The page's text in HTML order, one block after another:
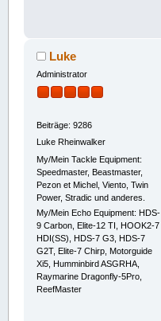
Luke
Administrator
Beiträge: 9286
Luke Rheinwalker
My/Mein Tackle Equipment:
Speedmaster, Beastmaster,
Pezon et Michel, Viento, Twin
Power, Stradic und anderes.
My/Mein Echo Equipment: HDS-
9 Carbon, Elite-12 TI, HOOK2-7
HDI(SS), HDS-7 G3, HDS-7
G2T, Elite-7 Chirp, Motorguide
Xi5, Humminbird ASGRHA,
Raymarine Dragonfly-5Pro,
ReefMaster